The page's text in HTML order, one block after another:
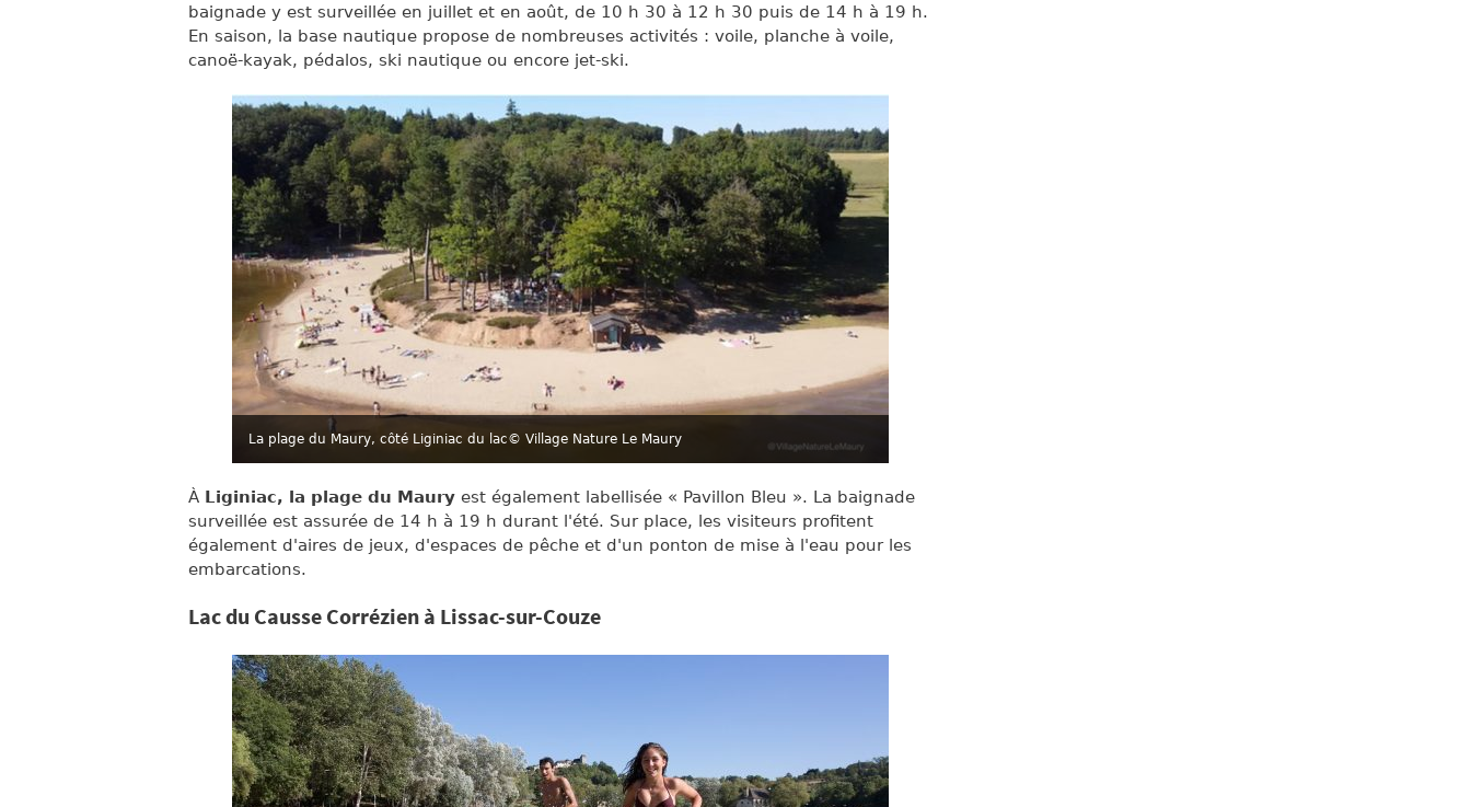
baignade y est surveillée en juillet et en août, de 10 h 30 à 12 h 30 puis de 14 h à 19 h.
En saison, la base nautique propose de nombreuses activités : voile, planche à voile,
canoë-kayak, pédalos, ski nautique ou encore jet-ski.
La plage du Maury, côté Liginiac du lac© Village Nature Le Maury
À Liginiac, la plage du Maury est également labellisée « Pavillon Bleu ». La baignade
surveillée est assurée de 14 h à 19 h durant l'été. Sur place, les visiteurs profitent
également d'aires de jeux, d'espaces de pêche et d'un ponton de mise à l'eau pour les
embarcations.
Lac du Causse Corrézien à Lissac-sur-Couze